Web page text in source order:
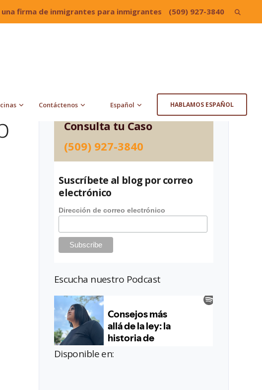
una firma de inmigrantes para inmigrantes (509) 927-3840 Search
Contáctenos Español HABLAMOS ESPAÑOL
Consulta tu Caso
(509) 927-3840
Suscríbete al blog por correo
electrónico
Dirección de correo electrónico
Escucha nuestro Podcast
Disponible en: